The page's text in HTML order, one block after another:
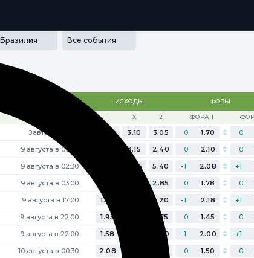
ЛОЯЛЬНОСТИ
Бразилия Все события
ИСХОДЫ ФОРЫ
1 Х 2 ФОРА 1
Завтра в 22:00 2.40 3.10 3.05 0 1.70 0
9 августа в 00:30 3.15 2.40 0 2.10 0
9 августа в 02:30 3.85 5.40 -1 2.08 +1
9 августа в 03:00 2.85 0 1.78 0
9 августа в 17:00 1.65 5.20 -1 2.18 +1
9 августа в 22:00 1.95 3.75 0 1.45 0
9 августа в 22:00 1.58 6.00 -1 2.00 +1
10 августа в 00:30 2.08 3.65 0 1.50 0